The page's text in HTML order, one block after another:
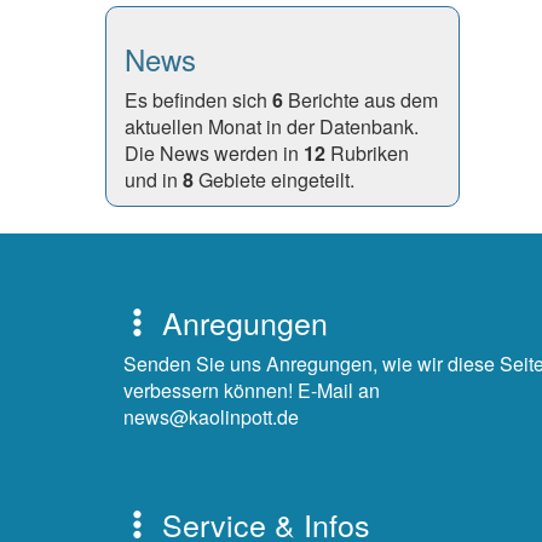
News
Es befinden sich 6 Berichte aus dem
aktuellen Monat in der Datenbank.
Die News werden in 12 Rubriken
und in 8Gebiete eingeteilt.
Anregungen
Senden Sie uns Anregungen, wie wir diese
verbessern können! E-Mail an
news@kaolinpott.de
Service & Infos